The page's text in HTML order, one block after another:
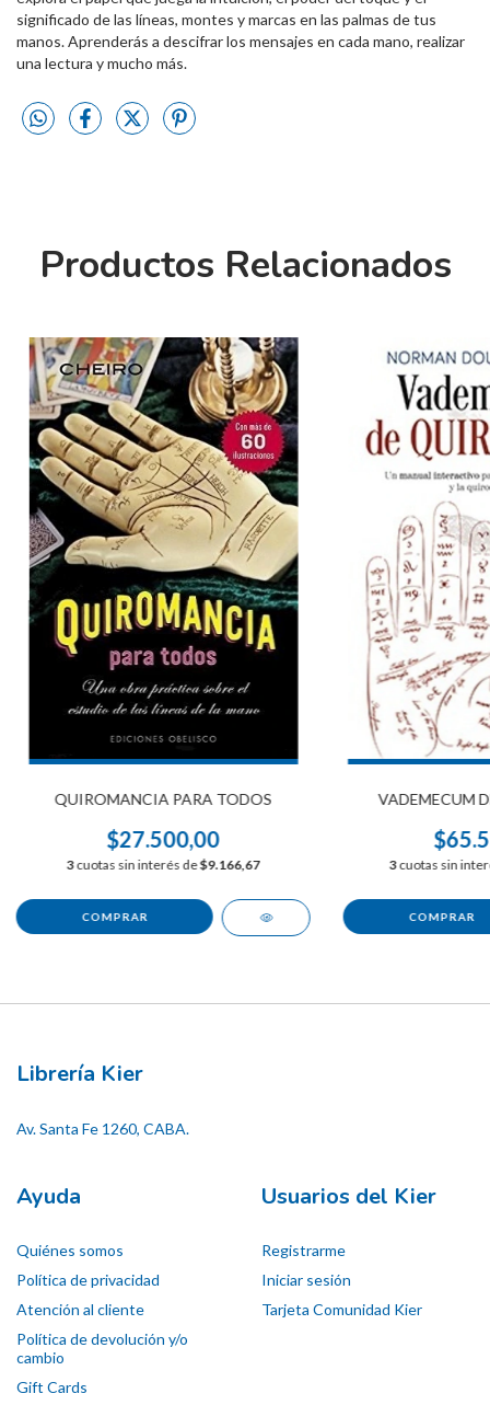
significado de las líneas, montes y marcas en las palmas de tus
manos. Aprenderás a descifrar los mensajes en cada mano, realizar
una lectura y mucho más.
Productos Relacionados
QUIROMANCIA PARA TODOS
$27.500,00
3cuotas sin interés de$9.166,67
VADEMECUM
3cuotas sin
Librería Kier
Av. Santa Fe 1260, CABA.
Ayuda
Quiénes somos
Política de privacidad
Atención al cliente
Política de devolución y/o
cambio
Gift Cards
Usuarios del Kier
Registrarme
Iniciar sesión
Tarjeta Comunidad Kier